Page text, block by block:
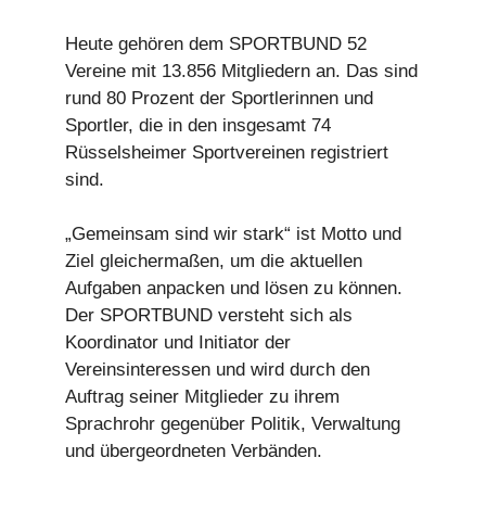
Heute gehören dem SPORTBUND 52
Vereine mit 13.856 Mitgliedern an. Das sind
rund 80 Prozent der Sportlerinnen und
Sportler, die in den insgesamt 74
Rüsselsheimer Sportvereinen registriert
sind.
„Gemeinsam sind wir stark“ ist Motto und
Ziel gleichermaßen, um die aktuellen
Aufgaben anpacken und lösen zu können.
Der SPORTBUND versteht sich als
Koordinator und Initiator der
Vereinsinteressen und wird durch den
Auftrag seiner Mitglieder zu ihrem
Sprachrohr gegenüber Politik, Verwaltung
und übergeordneten Verbänden.